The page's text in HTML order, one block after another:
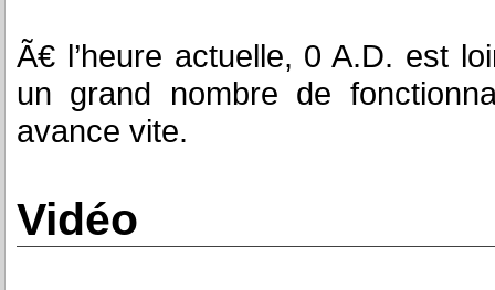
Ã€ l’heure actuelle, 0 A.D. est
un grand nombre de
avance vite.
Vidéo